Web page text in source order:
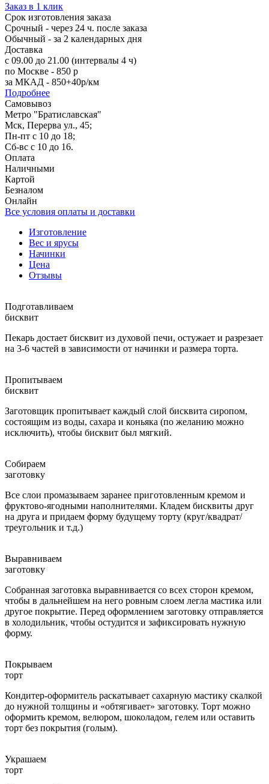
Заказ в 1 клик
Срок изготовления заказа
Срочный - через 24 ч. после заказа
Обычный - за 2 календарных дня
Доставка
с 09.00 до 21.00 (интервалы 4 ч)
по Москве - 850 р
за МКАД - 850+40р/км
Подробнее
Самовывоз
Метро "Братиславская"
Мск, Перерва ул., 45;
Пн-пт с 10 до 18;
Сб-вс с 10 до 16.
Оплата
Наличными
Картой
Безналом
Онлайн
Все условия оплаты и доставки
Изготовление
Вес и ярусы
Начинки
Цена
Отзывы
Подготавливаем
бисквит
Пекарь достает бисквит из духовой печи, остужает и разрезает
на 3-6 частей в зависимости от начинки и размера торта.
Пропитываем
бисквит
Заготовщик пропитывает каждый слой бисквита сиропом,
состоящим из воды, сахара и коньяка (по желанию можно
исключить), чтобы бисквит был мягкий.
Собираем
заготовку
Все слои промазываем заранее приготовленным кремом и
фруктово-ягодными наполнителями. Кладем бисквиты друг
на друга и придаем форму будущему торту (круг/квадрат/
треугольник и т.д.)
Выравниваем
заготовку
Собранная заготовка выравнивается со всех сторон кремом,
чтобы в дальнейшем на него ровным слоем легла мастика или
другое покрытие. Перед оформлением заготовку отправляется
в холодильник, чтобы остудится и зафиксировать нужную
форму.
Покрываем
торт
Кондитер-оформитель раскатывает сахарную мастику скалкой
до нужной толщины и «обтягивает» заготовку. Торт можно
оформить кремом, велюром, шоколадом, гелем или оставить
торт без покрытия (голым).
Украшаем
торт